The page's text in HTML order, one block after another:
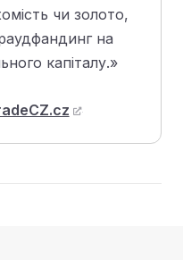
чи золото,
на
капіталу.»